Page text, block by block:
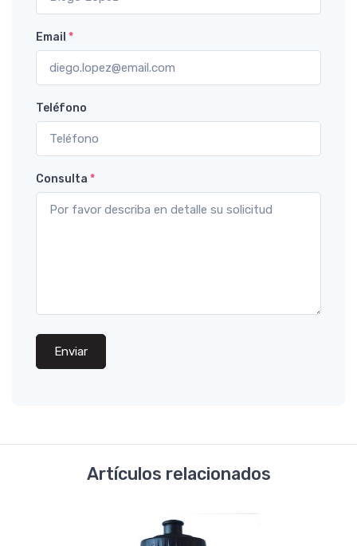
Email *
Teléfono
Consulta *
Enviar
Artículos relacionados